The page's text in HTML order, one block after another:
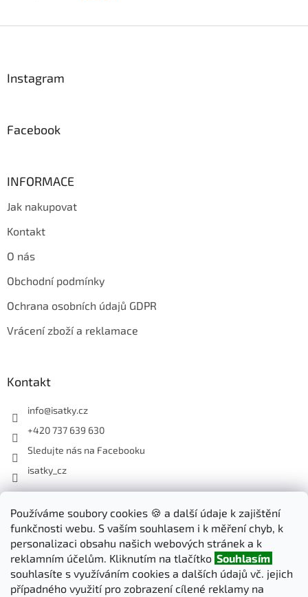
Používáme soubory cookies 🍪 a další údaje k zajištění
funkčnosti webu. S vaším souhlasem i k měření chyb, k
personalizaci obsahu našich webových stránek a k
reklamním účelům. Kliknutím na tlačítko Souhlasím
souhlasíte s využíváním cookies a dalších údajů vč. jejich
případného využití pro zobrazení cílené reklamy na
Instagram
Facebook
INFORMACE
Jak nakupovat
Kontakt
O nás
Obchodní podmínky
Ochrana osobních údajů GDPR
Vrácení zboží a reklamace
Kontakt
info@isatky.cz
+420 737 639 630
Sledujte nás na Facebooku
isatky_cz
Odebírat newsletter
Vložte svůj e-mail a my vám budeme zasílat informace o nových
produktech na našem e-shopu.
E-mail